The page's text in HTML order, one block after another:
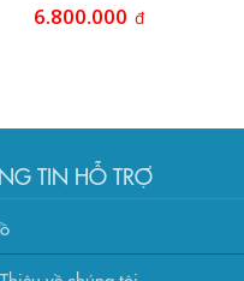
6.800.000 đ
TIN HỖ TRỢ